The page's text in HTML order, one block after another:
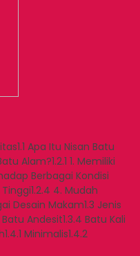
Apa Itu Nisan Batu
Alam?1.2.1 1. Memiliki
Berbagai Kondisi
4. Mudah
Desain Makam1.3 Jenis
Batu Andesit1.3.4 Batu Kali
Minimalis1.4.2